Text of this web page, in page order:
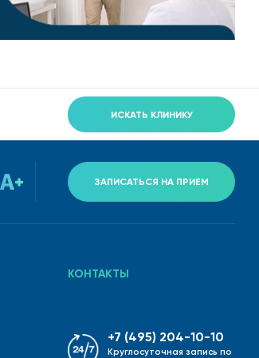
ИСКАТЬ КЛИНИКУ
ЗАПИСАТЬСЯ НА ПРИЕМ
КОНТАКТЫ
+7 (495) 204-10-10
Круглосуточная запись по